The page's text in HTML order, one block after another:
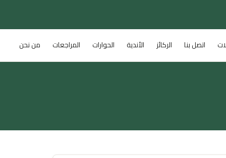
اتصل بنا الركائز الأندية الحوارات المراجعات من نحن